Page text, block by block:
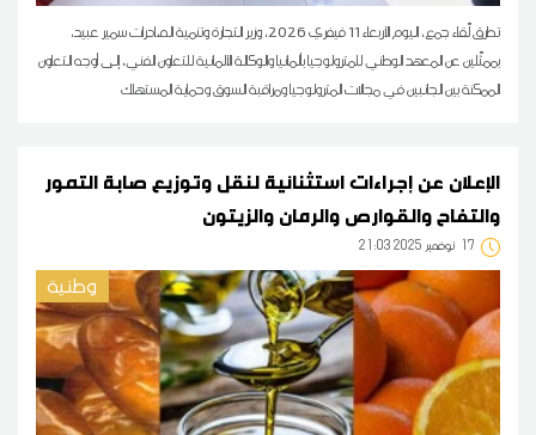
تطرق لّقاء جمع، اليوم الأربعاء 11 فيفري 2026، وزير التجارة وتنمية الصادرات سمير عبيد،
بممثّلين عن المعهد الوطني للمترولوجيا بألمانيا والوكالة الألمانية للتعاون الفني، إلى أوجه التعاون
الممكنة بين الجانبين في مجالات المترولوجيا ومراقبة السوق وحماية المستهلك
الإعلان عن إجراءات استثنائية لنقل وتوزيع صابة التمور
والتفاح والقوارص والرمان والزيتون
17 21:03 2025 نوفمبر
وطنية